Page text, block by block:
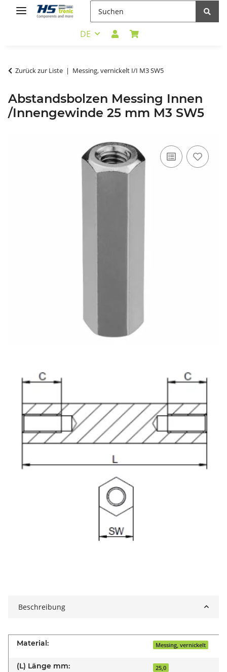
DE
Zurück zur Liste Messing, vernickelt I/I M3 SW5
Abstandsbolzen Messing Innen
/Innengewinde 25 mm M3 SW5
Beschreibung
Material: Messing, vernickelt
(L) Länge mm: 25,0